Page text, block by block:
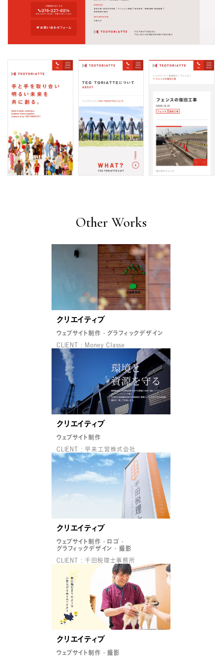
Other Works
クリエイティブ
ウェブサイト制作
グラフィックデザイン
CLIENT : Money Classe
クリエイティブ
ウェブサイト制作
CLIENT : 早来工営株式会社
クリエイティブ
ウェブサイト制作
ロゴ
グラフィックデザイン
撮影
CLIENT : 千田税理士事務所
クリエイティブ
ウェブサイト制作
撮影